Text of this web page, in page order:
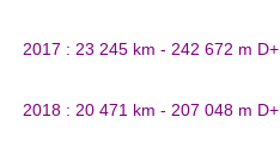
2017 : 23 245 km - 242 672 m D+
2018 : 20 471 km - 207 048 m D+